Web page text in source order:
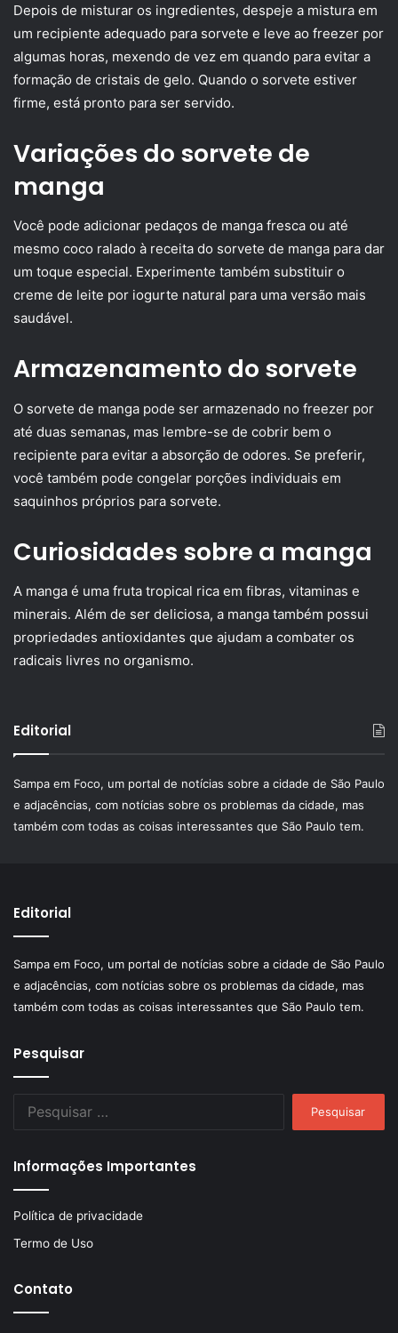
Depois de misturar os ingredientes, despeje a mistura em
um recipiente adequado para sorvete e leve ao freezer por
algumas horas, mexendo de vez em quando para evitar a
formação de cristais de gelo. Quando o sorvete estiver
firme, está pronto para ser servido.
Variações do sorvete de
manga
Você pode adicionar pedaços de manga fresca ou até
mesmo coco ralado à receita do sorvete de manga para dar
um toque especial. Experimente também substituir o
creme de leite por iogurte natural para uma versão mais
saudável.
Armazenamento do sorvete
O sorvete de manga pode ser armazenado no freezer por
até duas semanas, mas lembre-se de cobrir bem o
recipiente para evitar a absorção de odores. Se preferir,
você também pode congelar porções individuais em
saquinhos próprios para sorvete.
Curiosidades sobre a manga
A manga é uma fruta tropical rica em fibras, vitaminas e
minerais. Além de ser deliciosa, a manga também possui
propriedades antioxidantes que ajudam a combater os
radicais livres no organismo.
Editorial
Sampa em Foco, um portal de notícias sobre a cidade de São Paulo
e adjacências, com notícias sobre os problemas da cidade, mas
também com todas as coisas interessantes que São Paulo tem.
Editorial
Sampa em Foco, um portal de notícias sobre a cidade de São Paulo
e adjacências, com notícias sobre os problemas da cidade, mas
também com todas as coisas interessantes que São Paulo tem.
Pesquisar
Informações Importantes
Política de privacidade
Termo de Uso
Contato